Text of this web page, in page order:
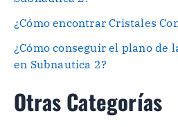
¿Cómo encontrar Cristales
¿Cómo conseguir el plano de
en Subnautica 2?
Otras Categorías